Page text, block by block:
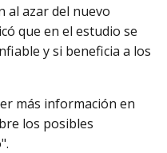
al azar del nuevo
que en el estudio se
y si beneficia a los
más información en
los posibles